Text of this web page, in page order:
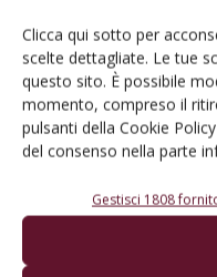
Clicca qui sotto per
scelte dettagliate. Le tue
questo sito. È possibile
momento, compreso il
pulsanti della Cookie
del consenso nella parte
Gestisci 1808
I consigli di